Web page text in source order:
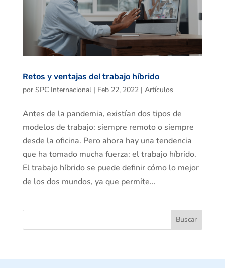
Retos y ventajas del trabajo híbrido
por SPC Internacional| Feb 22, 2022| Artículos
Antes de la pandemia, existían dos tipos de
modelos de trabajo: siempre remoto o siempre
desde la oficina. Pero ahora hay una tendencia
que ha tomado mucha fuerza: el trabajo híbrido.
El trabajo híbrido se puede definir cómo lo mejor
de los dos mundos, ya que permite...